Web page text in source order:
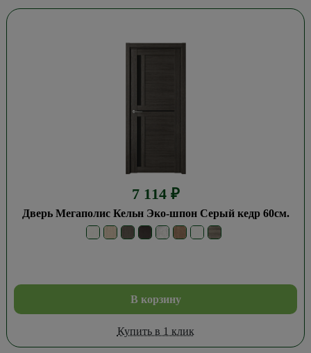
7 114 ₽
Дверь Мегаполис Кельн Эко-шпон Серый кедр 60см.
В корзину
Купить в 1 клик